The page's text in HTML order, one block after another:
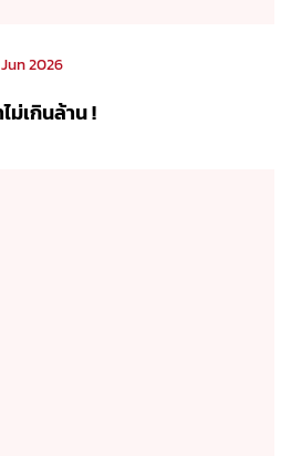
2026
ม่เกินล้าน !